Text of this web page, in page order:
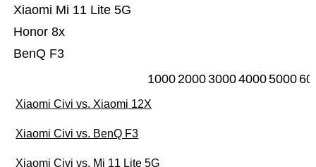
BenQ F3
Honor 8x
Xiaomi Mi 11 Lite 5G
10002000300040005000
Xiaomi Civi vs. Xiaomi 12X
Xiaomi Civi vs. BenQ F3
Xiaomi Civi vs. Mi 11 Lite 5G